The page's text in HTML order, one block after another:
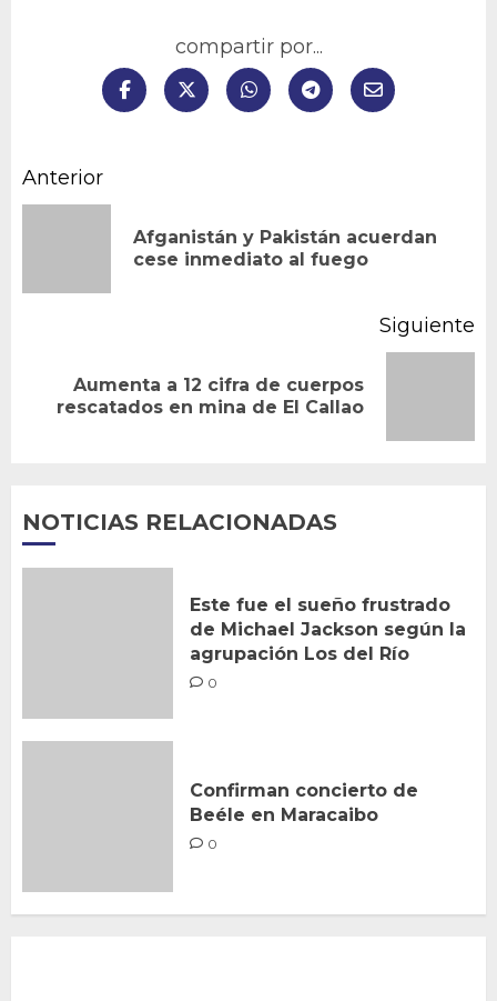
compartir por...
Navegación
entradas
Anterior
Afganistán y Pakistán acuerdan
cese inmediato al fuego
Siguiente
Siguiente
entrada:
Aumenta a 12 cifra de cuerpos
rescatados en mina de El Callao
NOTICIAS RELACIONADAS
Este fue el sueño frustrado
de Michael Jackson según la
agrupación Los del Río
0
Confirman concierto de
Beéle en Maracaibo
0